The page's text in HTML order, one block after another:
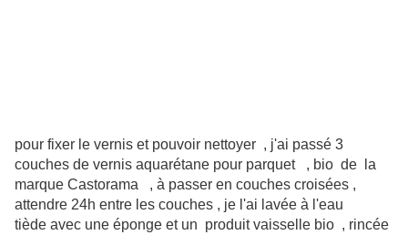
pour fixer le vernis et pouvoir nettoyer , j'ai passé 3
couches de vernis aquarétane pour parquet , bio de la
marque Castorama , à passer en couches croisées ,
attendre 24h entre les couches , je l'ai lavée à l'eau
tiède avec une éponge et un produit vaisselle bio , rincée